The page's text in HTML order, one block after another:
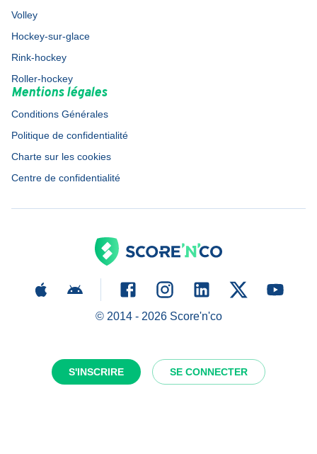
S'INSCRIRE SE CONNECTER
Volley
Hockey-sur-glace
Rink-hockey
Roller-hockey
Mentions légales
Conditions Générales
Politique de confidentialité
Charte sur les cookies
Centre de confidentialité
© 2014 - 2026Score'n'co